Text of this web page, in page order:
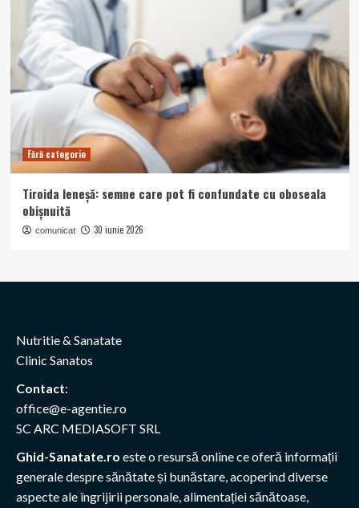
Fără categorie
Tiroida leneșă: semne care pot fi confundate cu oboseala
obișnuită
comunicat 30 iunie 2026
Nutritie & Sanatate
Clinic Sanatos
Contact:
office@e-agentie.ro
SC ARC MEDIASOFT SRL
Ghid-Sanatate.ro este o resursă online ce oferă informații
generale despre sănătate și bunăstare, acoperind diverse
aspecte ale îngrijirii personale, alimentației sănătoase,